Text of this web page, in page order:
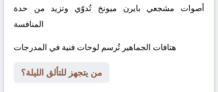
أصوات مشجعي بايرن ميونخ تُدوّي وتزيد من حدة
المنافسة
هتافات الجماهير تُرسم لوحات فنية في المدرجات
من يتجهز للتألق الليلة؟